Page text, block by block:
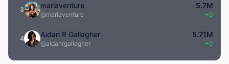
3 mariaventure
@mariaventure
5.7M
+0
4 Aidan R Gallagher
@aidanrgallagher
5.71M
+0